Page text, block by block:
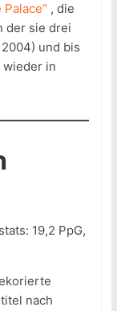
Palace“, die
der sie drei
und bis
wieder in
19,2 PpG,
nach